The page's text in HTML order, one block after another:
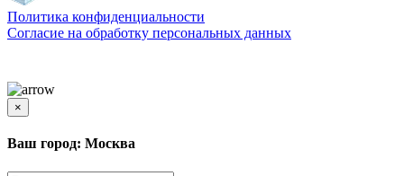
Политика конфиденциальности
Согласиe на обработку персональных данных
×
Ваш город: Москва